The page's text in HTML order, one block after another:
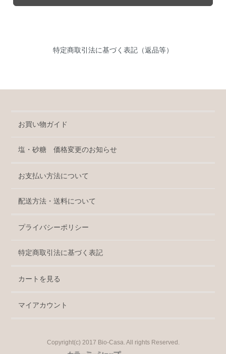
特定商取引法に基づく表記（返品等）
お買い物ガイド
塩・砂糖 価格変更のお知らせ
お支払い方法について
配送方法・送料について
プライバシーポリシー
特定商取引法に基づく表記
カートを見る
マイアカウント
Copyright(c) 2017 Bio-Casa. All rights Reserved.